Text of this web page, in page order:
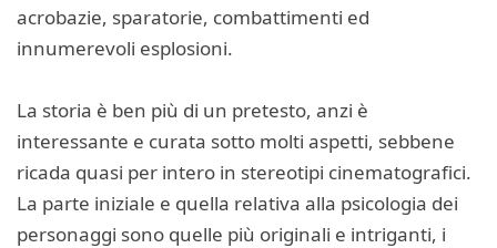
acrobazie, sparatorie, combattimenti ed
innumerevoli esplosioni.
La storia è ben più di un pretesto, anzi è
interessante e curata sotto molti aspetti, sebbene
ricada quasi per intero in stereotipi cinematografici.
La parte iniziale e quella relativa alla psicologia dei
personaggi sono quelle più originali e intriganti, i